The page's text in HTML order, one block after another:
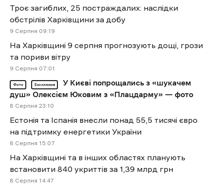
Троє загиблих, 25 постраждалих: наслідки
обстрілів Харківщини за добу
9 Cерпня 09:19
На Харківщині 9 серпня прогнозують дощі, грози
та пориви вітру
9 Cерпня 07:01
Фото Ексклюзив
У Києві попрощались з «шукачем
душ» Олексієм Юковим з «Плацдарму» — фото
8 Cерпня 23:10
Естонія та Іспанія внесли понад 55,5 тисячі євро
на підтримку енергетики України
8 Cерпня 15:07
На Харківщині та в інших областях планують
встановити 840 укриттів за 1,39 млрд грн
8 Cерпня 14:47